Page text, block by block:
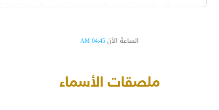
الساعة الآن 04:45 AM
ملصقات الأسماء